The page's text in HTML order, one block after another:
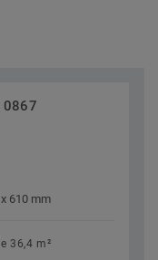
0867
610 mm
36,4 m²